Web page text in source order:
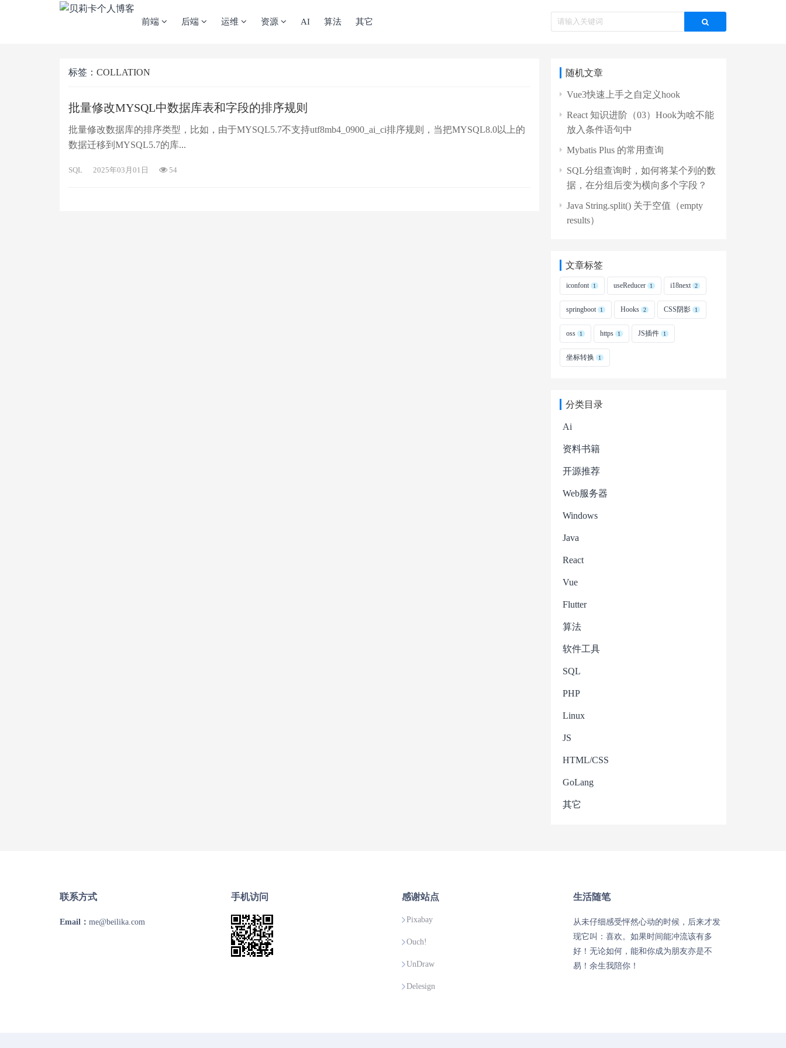
前端 后端 运维 资源 AI 算法 其它
标签 ：COLLATION
批量修改MYSQL中数据库表和字段的排序规则
批量修改数据库的排序类型，比如，由于MYSQL5.7不支持utf8mb4_0900_ai_ci排序规则，当把MYSQL8.0以上的
数据迁移到MYSQL5.7的库...
SQL 2025年03月01日 54
随机文章
Vue3快速上手之自定义hook
React 知识进阶（03）Hook为啥不能
放入条件语句中
Mybatis Plus 的常用查询
SQL分组查询时，如何将某个列的数
据，在分组后变为横向多个字段？
Java String.split() 关于空值（empty
results）
文章标签
iconfont 1 useReducer 1 i18next 2
springboot 1 Hooks 2 CSS阴影 1
oss 1 https 1 JS插件 1
坐标转换 1
分类目录
Ai
资料书籍
开源推荐
Web服务器
Windows
Java
React
Vue
Flutter
算法
软件工具
SQL
PHP
Linux
JS
HTML/CSS
GoLang
其它
联系方式
Email： me@beilika.com
手机访问 感谢站点
Pixabay
Ouch!
UnDraw
Delesign
生活随笔
从未仔细感受怦然心动的时候，后来才发
现它叫：喜欢。如果时间能冲流该有多
好！无论如何，能和你成为朋友亦是不
易！余生我陪你！